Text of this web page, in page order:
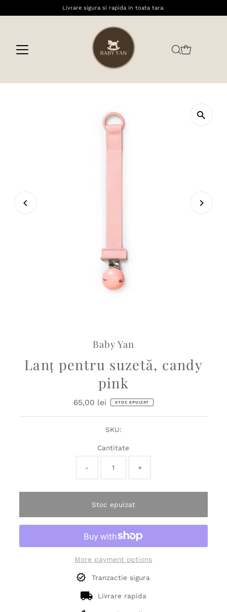
Livrare sigura si rapida in toata tara.
Baby Yan
Lanț pentru suzetă, candy
pink
Preț
65,00 lei STOC EPUIZAT
SKU:
Cantitate
- +
Stoc epuizat
More payment options
Tranzactie sigura
Livrare rapida